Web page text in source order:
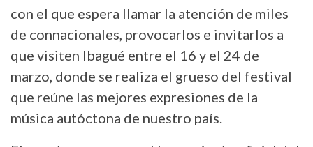
con el que espera llamar la atención de miles
de connacionales, provocarlos e invitarlos a
que visiten Ibagué entre el 16 y el 24 de
marzo, donde se realiza el grueso del festival
que reúne las mejores expresiones de la
música autóctona de nuestro país.